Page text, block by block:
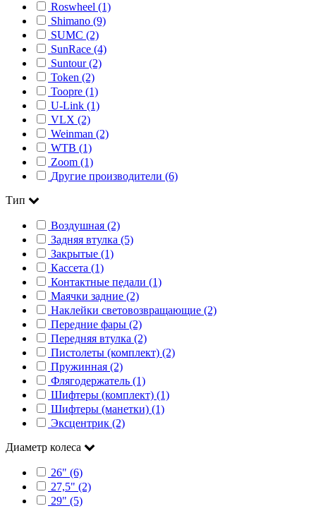
Roswheel (1)
Shimano (9)
SUMC (2)
SunRace (4)
Suntour (2)
Token (2)
Toopre (1)
U-Link (1)
VLX (2)
Weinman (2)
WTB (1)
Zoom (1)
Другие производители (6)
Тип
Воздушная (2)
Задняя втулка (5)
Закрытые (1)
Кассета (1)
Контактные педали (1)
Маячки задние (2)
Наклейки световозвращающие (2)
Передние фары (2)
Передняя втулка (2)
Пистолеты (комплект) (2)
Пружинная (2)
Флягодержатель (1)
Шифтеры (комплект) (1)
Шифтеры (манетки) (1)
Эксцентрик (2)
Диаметр колеса
26" (6)
27,5" (2)
29" (5)